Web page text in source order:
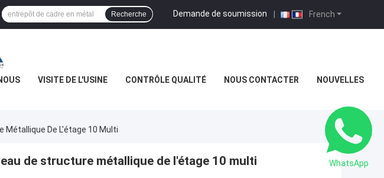
French
Demande de soumission |
Recherche
VISITE DE L'USINE CONTRÔLE QUALITÉ NOUS CONTACTER NOUVELLES
Métallique De L'étage 10 Multi
de structure métallique de l'étage 10 multi WhatsApp